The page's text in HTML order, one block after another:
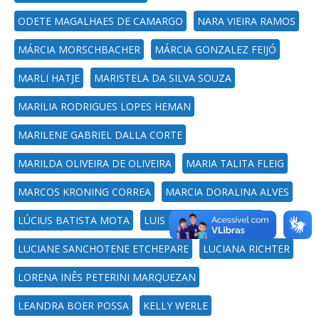
ODETE MAGALHAES DE CAMARGO NARA VIEIRA RAMOS
MÁRCIA MORSCHBACHER MÁRCIA GONZALEZ FEIJÓ
MARLI HATJE MARISTELA DA SILVA SOUZA
MARILIA RODRIGUES LOPES HEMAN
MARILENE GABRIEL DALLA CORTE
MARILDA OLIVEIRA DE OLIVEIRA MARIA TALITA FLEIG
MARCOS KRONING CORREA MARCIA DORALINA ALVES
LÚCIUS BATISTA MOTA LUIS FELIPE DIAS LOPES
LUCIANE SANCHOTENE ETCHEPARE LUCIANA RICHTER
LORENA INÊS PETERINI MARQUEZAN
LEANDRA BOER POSSA KELLY WERLE